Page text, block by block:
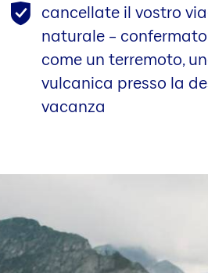
cancellate il vostro
naturale –
come un terremoto,
vulcanica presso la
vacanza